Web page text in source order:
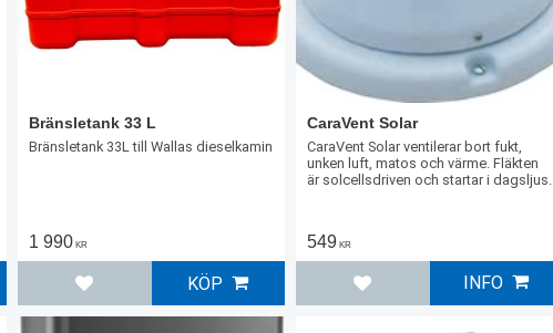
Bränsletank 33 L
Bränsletank 33L till Wallas dieselkamin
1 990 KR
Lägg till i favoriter
KÖP
CaraVent Solar
CaraVent Solar ventilerar bort fukt,
unken luft, matos och värme. Fläkten
är solcellsdriven och startar i dagsljus.
549 KR
Lägg till i favoriter
INFO